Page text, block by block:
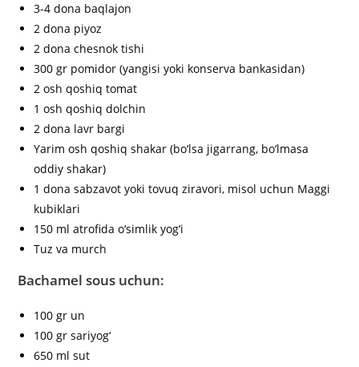
3-4 dona baqlajon
2 dona piyoz
2 dona chesnok tishi
300 gr pomidor (yangisi yoki konserva bankasidan)
2 osh qoshiq tomat
1 osh qoshiq dolchin
2 dona lavr bargi
Yarim osh qoshiq shakar (bo‘lsa jigarrang, bo‘lmasa
oddiy shakar)
1 dona sabzavot yoki tovuq ziravori, misol uchun Maggi
kubiklari
150 ml atrofida o‘simlik yog‘i
Tuz va murch
Bachamel sous uchun:
100 gr un
100 gr sariyog‘
650 ml sut